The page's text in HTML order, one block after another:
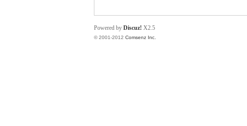
Powered by Discuz! X2.5
© 2001-2012 Comsenz Inc.